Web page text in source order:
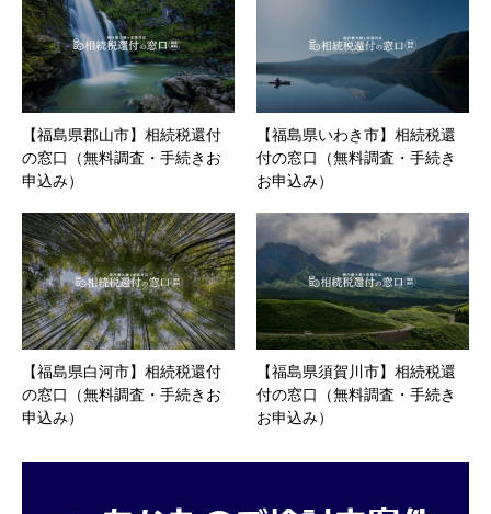
【福島県郡山市】相続税還付
の窓口（無料調査・手続きお
申込み）
【福島県いわき市】相続税還
付の窓口（無料調査・手続き
お申込み）
【福島県白河市】相続税還付
の窓口（無料調査・手続きお
申込み）
【福島県須賀川市】相続税還
付の窓口（無料調査・手続き
お申込み）